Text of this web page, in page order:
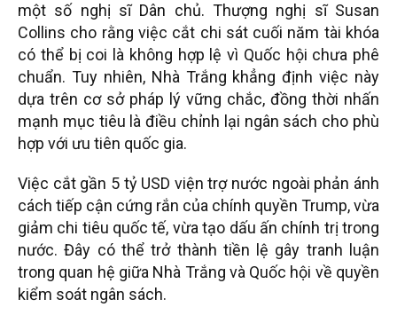
một số nghị sĩ Dân chủ. Thượng nghị sĩ Susan
Collins cho rằng việc cắt chi sát cuối năm tài khóa
có thể bị coi là không hợp lệ vì Quốc hội chưa phê
chuẩn. Tuy nhiên, Nhà Trắng khẳng định việc này
dựa trên cơ sở pháp lý vững chắc, đồng thời nhấn
mạnh mục tiêu là điều chỉnh lại ngân sách cho phù
hợp với ưu tiên quốc gia.
Việc cắt gần 5 tỷ USD viện trợ nước ngoài phản ánh
cách tiếp cận cứng rắn của chính quyền Trump, vừa
giảm chi tiêu quốc tế, vừa tạo dấu ấn chính trị trong
nước. Đây có thể trở thành tiền lệ gây tranh luận
trong quan hệ giữa Nhà Trắng và Quốc hội về quyền
kiểm soát ngân sách.